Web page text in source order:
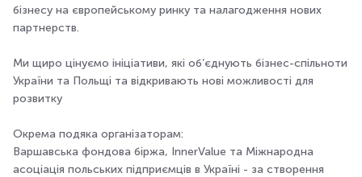
бізнесу на європейському ринку та налагодження нових
партнерств.
Ми щиро цінуємо ініціативи, які об’єднують бізнес-спільноти
України та Польщі та відкривають нові можливості для
розвитку
Окрема подяка організаторам:
Варшавська фондова біржа, InnerValue та Міжнародна
асоціація польських підприємців в Україні - за створення